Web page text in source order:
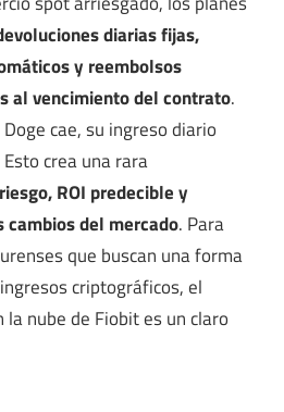
diarias fijas,
y reembolsos
al vencimiento del contrato.
cae, su ingreso diario
crea una rara
ROI predecible y
del mercado. Para
que buscan una forma
criptográficos, el
nube de Fiobit es un claro